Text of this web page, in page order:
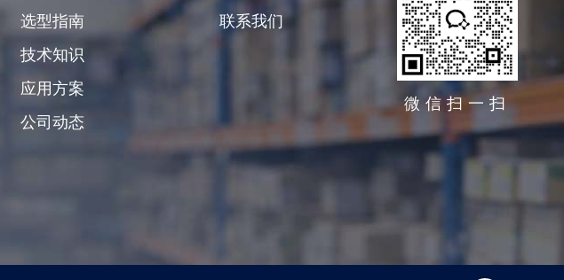
选型指南
技术知识
应用方案
公司动态
联系我们
微信扫一扫